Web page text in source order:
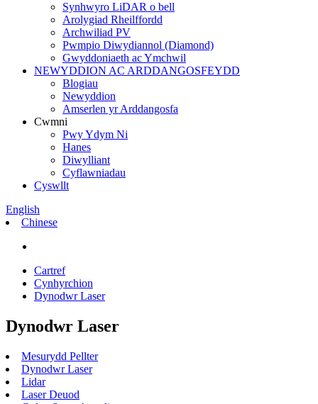
Synhwyro LiDAR o bell
Arolygiad Rheilffordd
Archwiliad PV
Pwmpio Diwydiannol (Diamond)
Gwyddoniaeth ac Ymchwil
NEWYDDION AC ARDDANGOSFEYDD
Blogiau
Newyddion
Amserlen yr Arddangosfa
Cwmni
Pwy Ydym Ni
Hanes
Diwylliant
Cyflawniadau
Cyswllt
English
Chinese
Cartref
Cynhyrchion
Dynodwr Laser
Dynodwr Laser
Mesurydd Pellter
Dynodwr Laser
Lidar
Laser Deuod